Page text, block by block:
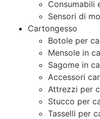
Consumabili
Sensori di
Cartongesso
Botole per
Mensole in
Sagome in
Accessori
Attrezzi per
Stucco per
Tasselli per